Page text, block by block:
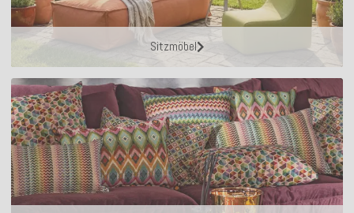
Sitzmöbel